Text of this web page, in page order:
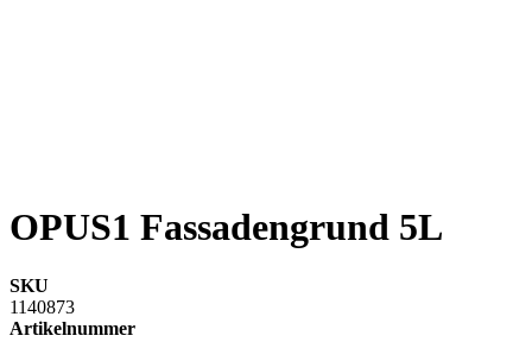
OPUS1 Fassadengrund 5L
SKU
1140873
Artikelnummer